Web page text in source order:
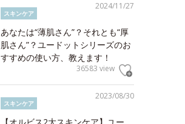
2024/11/27
スキンケア
あなたは“薄肌さん”？それとも“厚
肌さん”？ユードットシリーズのお
すすめの使い方、教えます！
36583 view
2023/08/30
スキンケア